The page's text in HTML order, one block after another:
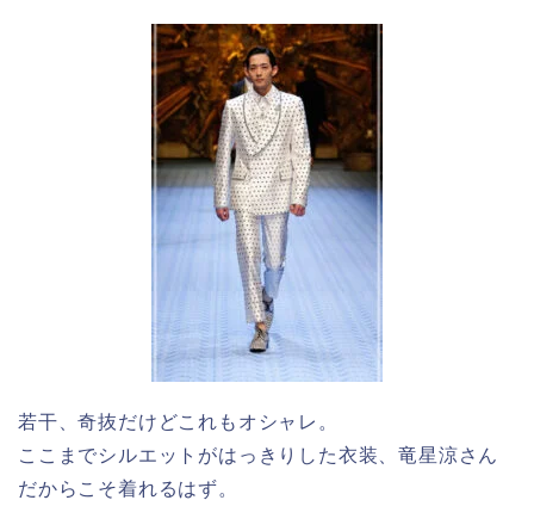
若干、奇抜だけどこれもオシャレ。
ここまでシルエットがはっきりした衣装、竜星涼さん
だからこそ着れるはず。